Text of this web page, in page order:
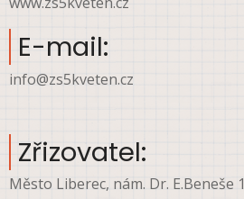
E-mail:
info@zs5kveten.cz
Zřizovatel:
Město Liberec, nám. Dr. E.Beneše 1